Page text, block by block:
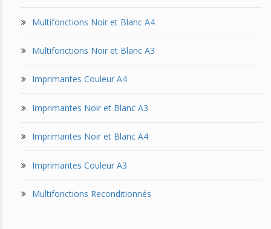
Multifonctions Noir et Blanc A4
Multifonctions Noir et Blanc A3
Imprimantes Couleur A4
Imprimantes Noir et Blanc A3
Imprimantes Noir et Blanc A4
Imprimantes Couleur A3
Multifonctions Reconditionnés